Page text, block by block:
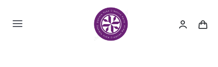
Toggle